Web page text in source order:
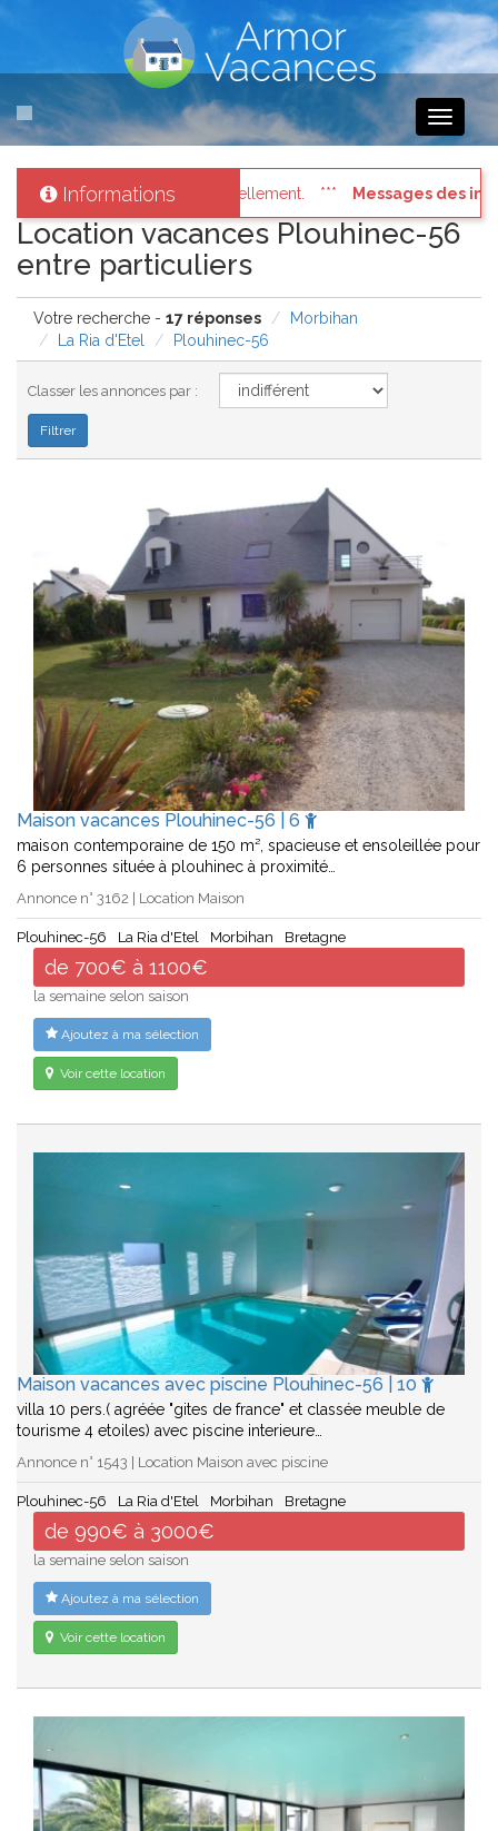
Toggle
Informations
des internautes pressés : Connectez vous à votre compte
Location vacances Plouhinec-56
entre particuliers
Votre recherche - 17 réponses
Morbihan
La Ria d'Etel
Plouhinec-56
Classer les annonces par :
Maison vacances Plouhinec-56 | 6
maison contemporaine de 150 m², spacieuse et ensoleillée pour
6 personnes située à plouhinec à proximité…
Annonce n° 3162 | Location Maison
Plouhinec-56 La Ria d'Etel Morbihan Bretagne
de 700€ à 1100€
la semaine selon saison
Ajoutez à ma sélection
Voir cette location
Maison vacances avec piscine Plouhinec-56 | 10
villa 10 pers.( agréée "gites de france" et classée meuble de
tourisme 4 etoiles) avec piscine interieure…
Annonce n° 1543 | Location Maison avec piscine
Plouhinec-56 La Ria d'Etel Morbihan Bretagne
de 990€ à 3000€
la semaine selon saison
Ajoutez à ma sélection
Voir cette location